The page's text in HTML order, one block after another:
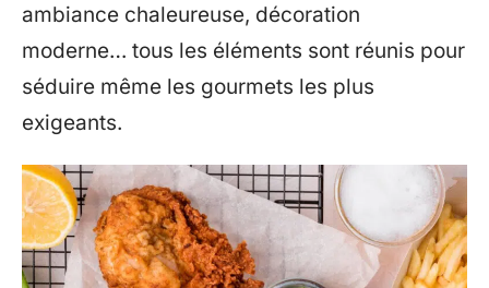
ambiance chaleureuse, décoration
moderne… tous les éléments sont réunis pour
séduire même les gourmets les plus
exigeants.